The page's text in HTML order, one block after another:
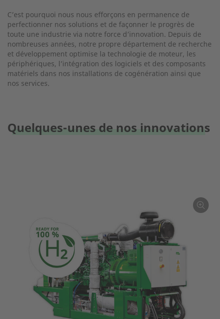
C’est pourquoi nous nous efforçons en permanence de
perfectionner nos solutions et de façonner le progrès de
toute une industrie via notre force d’innovation. Depuis de
nombreuses années, notre propre département de recherche
et développement optimise la technologie de moteur, les
périphériques, l’intégration des logiciels et des composants
matériels dans nos installations de cogénération ainsi que
nos services.
Quelques-unes de nos innovations